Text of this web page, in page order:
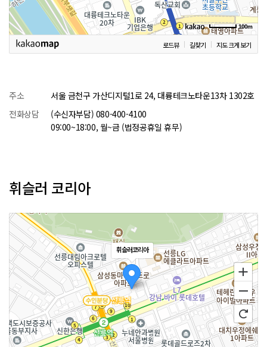
100m
로드뷰 길찾기 지도 크게 보기
주소
서울 금천구 가산디지털1로 24, 대륭테크노타운13차 1302호
전화상담
(수신자부담) 080-400-4100
09:00~18:00, 월~금 (법정공휴일 휴무)
휘슬러 코리아
휘슬러코리아